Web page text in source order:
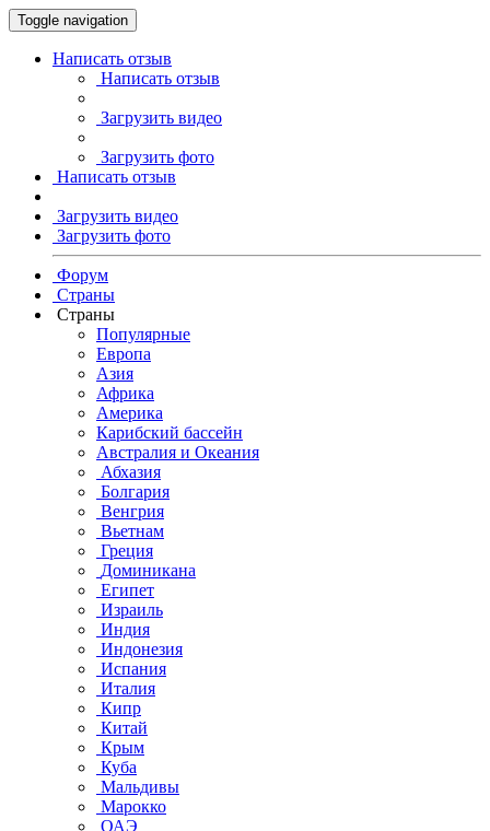
Toggle navigation
Написать отзыв
Написать отзыв
Загрузить видео
Загрузить фото
Написать отзыв
Загрузить видео
Загрузить фото
Форум
Страны
Страны
Популярные
Европа
Азия
Африка
Америка
Карибский бассейн
Австралия и Океания
Абхазия
Болгария
Венгрия
Вьетнам
Греция
Доминикана
Египет
Израиль
Индия
Индонезия
Испания
Италия
Кипр
Китай
Крым
Куба
Мальдивы
Марокко
ОАЭ